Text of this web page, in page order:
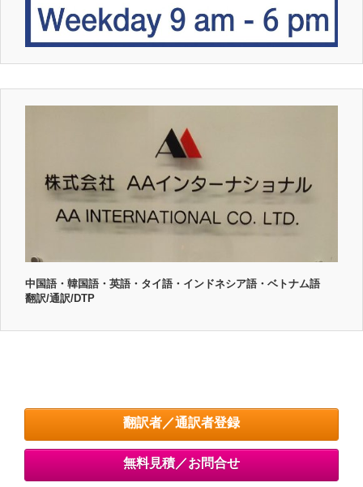
中国語・韓国語・英語・タイ語・インドネシア語・ベトナム語
翻訳/通訳/DTP
翻訳者／通訳者登録
無料見積／お問合せ